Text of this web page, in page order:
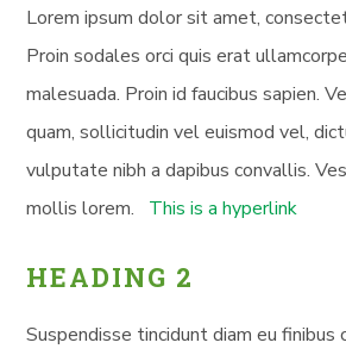
Lorem ipsum dolor sit amet,
Proin sodales orci quis erat
malesuada. Proin id faucibus sapien.
quam, sollicitudin vel euismod vel,
vulputate nibh a dapibus convallis.
mollis lorem. This is a hyperlink
HEADING 2
Suspendisse tincidunt diam eu finibus